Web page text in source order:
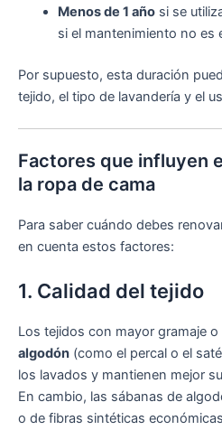
Menos de 1 añosi se
si el mantenimiento no es
Por supuesto, esta duración
tejido, el tipo de lavandería y el
Factores que influyen
la ropa de cama
Para saber cuándo debes
en cuenta estos factores:
1. Calidad del tejido
Los tejidos con mayor gramaje o
algodón (como el percal o el
los lavados y mantienen mejor
En cambio, las sábanas de
o de fibras sintéticas